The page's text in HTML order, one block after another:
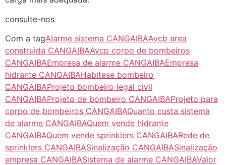
consulte-nos
Com a tagAlarme sistema CANGAIBAAvcb area
construida CANGAIBAAvcp corpo de bombeiros
CANGAIBAEmpresa de alarme CANGAIBAEmpresa
hidrante CANGAIBAHabitese bombeiro
CANGAIBAProjeto bombeiro legal civil
CANGAIBAProjeto de bombeiro CANGAIBAProjeto para
corpo de bombeiros CANGAIBAQuanto custa sistema
de alarme CANGAIBAQuem vende hidrante
CANGAIBAQuem vende sprinklers CANGAIBARede de
sprinklers CANGAIBASinalização CANGAIBASinalização
empresa CANGAIBASistema de alarme CANGAIBAValor